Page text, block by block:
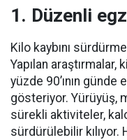
1. Düzenli
Kilo kaybını
Yapılan araştırmalar,
yüzde 90’ının günde
gösteriyor. Yürüyüş,
sürekli aktiviteler,
sürdürülebilir